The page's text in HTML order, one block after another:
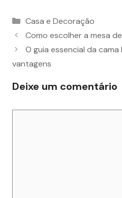
Categorias
Casa e Decoração
Como escolher a mesa
O guia essencial da
vantagens
Deixe um comentário